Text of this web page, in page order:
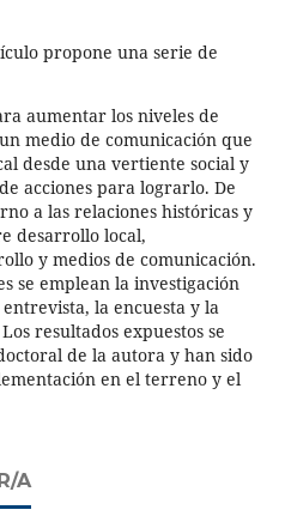
propone una serie de
aumentar los niveles de
medio de comunicación que
desde una vertiente social y
acciones para lograrlo. De
a las relaciones históricas y
desarrollo local,
y medios de comunicación.
se emplean la investigación
la encuesta y la
resultados expuestos se
de la autora y han sido
en el terreno y el
A